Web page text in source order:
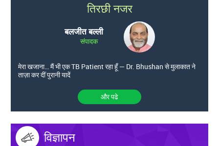
तिरछी नजर
बलजीत बल्ली
संपादक
मेरा खजाना… मैं भी एक TB Patient रहा हूँ — Dr. Bhushan से मुलाकात ने
ताज़ा कर दीं पुरानी यादें
और पढे
विज्ञापन